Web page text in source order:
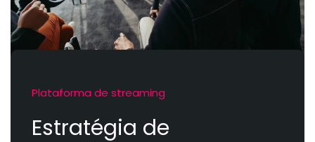
Plataforma de streaming
Estratégia de